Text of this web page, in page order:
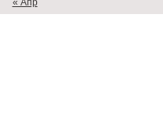
« Апр